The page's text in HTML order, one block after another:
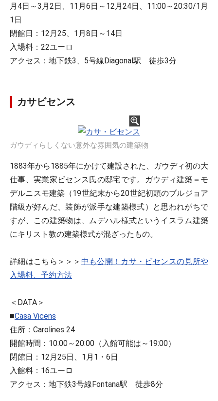
月4日～3月2日、11月6日～12月24日、11:00～20:30/1月
1日
閉館日：12月25、1月8日～14日
入場料：22ユーロ
アクセス：地下鉄3、5号線Diagonal駅 徒歩3分
カサビセンス
ガウディらしくない意外な雰囲気の建築物
1883年から1885年にかけて建設された、ガウディ初の大
仕事、実業家ビセンス氏の邸宅です。ガウディ建築＝モ
デルニスモ建築（19世紀末から20世紀初頭のブルジョア
階級が好んだ、装飾が派手な建築様式）と思われがちで
すが、この建築物は、ムデハル様式というイスラム建築
にキリスト教の建築様式が混ざったもの。
詳細はこちら＞＞＞ 中も公開！カサ・ビセンスの見所や
入場料、予約方法
＜DATA＞
■Casa Vicens
住所：Carolines 24
開館時間：10:00～20:00（入館可能は～19:00）
閉館日：12月25日、1月1・6日
入館料：16ユーロ
アクセス：地下鉄3号線Fontana駅 徒歩8分